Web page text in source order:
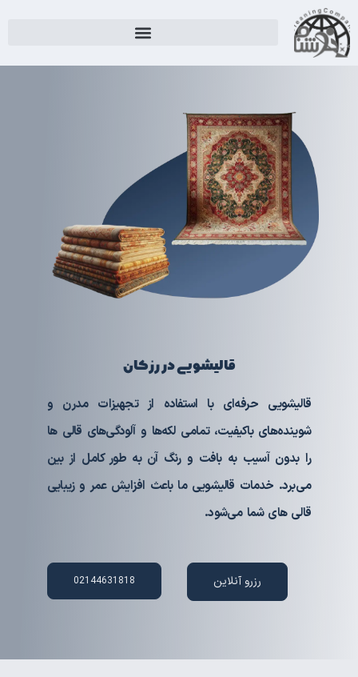
قالیشویی در رزکان
قالیشویی حرفه‌ای با استفاده از تجهیزات مدرن و
شوینده‌های باکیفیت، تمامی لکه‌ها و آلودگی‌های قالی ها
را بدون آسیب به بافت و رنگ آن به طور کامل از بین
می‌برد. خدمات قالیشویی ما باعث افزایش عمر و زیبایی
قالی های شما می‌شود.
رزرو آنلاین 02144631818